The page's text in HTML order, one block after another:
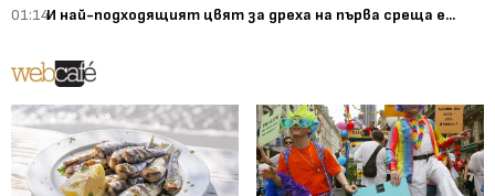
01:14И най-подходящият цвят за дреха на първа среща е...